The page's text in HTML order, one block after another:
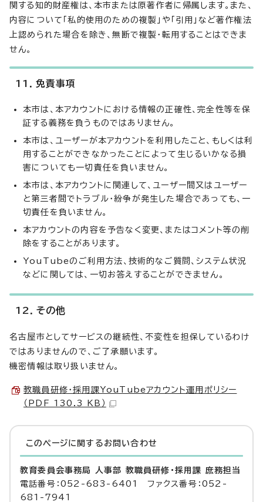
関する知的財産権は、本市または原著作者に帰属します。また、
内容について「私的使用のための複製」や「引用」など著作権法
上認められた場合を除き、無断で複製・転用することはできま
せん。
11．免責事項
本市は、本アカウントにおける情報の正確性、完全性等を保
証する義務を負うものではありません。
本市は、ユーザーが本アカウントを利用したこと、もしくは利
用することができなかったことによって生じるいかなる損
害についても一切責任を負いません。
本市は、本アカウントに関連して、ユーザー間又はユーザー
と第三者間でトラブル・紛争が発生した場合であっても、一
切責任を負いません。
本アカウントの内容を予告なく変更、またはコメント等の削
除をすることがあります。
YouTubeのご利用方法、技術的なご質問、システム状況
などに関しては、一切お答えすることができません。
12．その他
名古屋市としてサービスの継続性、不変性を担保しているわけ
ではありませんので、ご了承願います。
機密情報は取り扱いません。
教職員研修・採用課YouTubeアカウント運用ポリシー
（PDF 130.3 KB）
このページに関する お問い合わせ
教育委員会事務局 人事部 教職員研修・採用課 庶務担当
電話番号：052-683-6401 ファクス番号：052-
681-7941